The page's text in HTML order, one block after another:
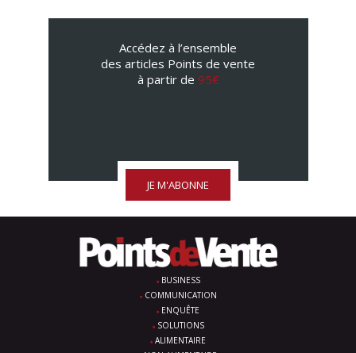
Accédez à l’ensemble
des articles Points de vente
à partir de 95€
JE M'ABONNE
BUSINESS
COMMUNICATION
ENQUÊTE
SOLUTIONS
ALIMENTAIRE